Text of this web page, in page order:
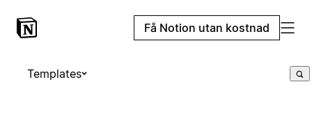
Få Notion utan kostnad
Templates